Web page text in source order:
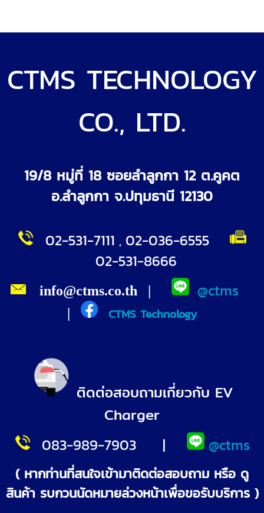
CTMS TECHNOLOGY
CO., LTD.
19/8 หมู่ที่ 18 ซอยลำลูกกา 12 ต.คูคต
อ.ลำลูกกา จ.ปทุมธานี 12130
02-531-7111 , 02-036-6555
02-531-8666
info@ctms.co.th | @ctms
| CTMS Technology
ติดต่อสอบถามเกี่ยวกับ EV
Charger
083-989-7903 | @ctms
( หากท่านที่สนใจเข้ามาติดต่อสอบถาม หรือ ดู
สินค้า รบกวนนัดหมายล่วงหน้าเพื่อขอรับบริการ )